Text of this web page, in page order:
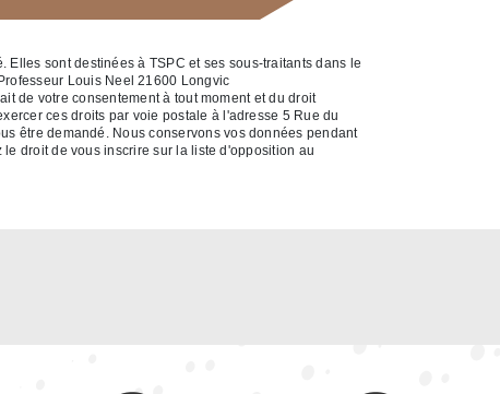
sont destinées à TSPC et ses sous-traitants dans le
Louis Neel 21600 Longvic
de votre consentement à tout moment et du droit
ces droits par voie postale à l'adresse 5 Rue du
être demandé. Nous conservons vos données pendant
droit de vous inscrire sur la liste d'opposition au